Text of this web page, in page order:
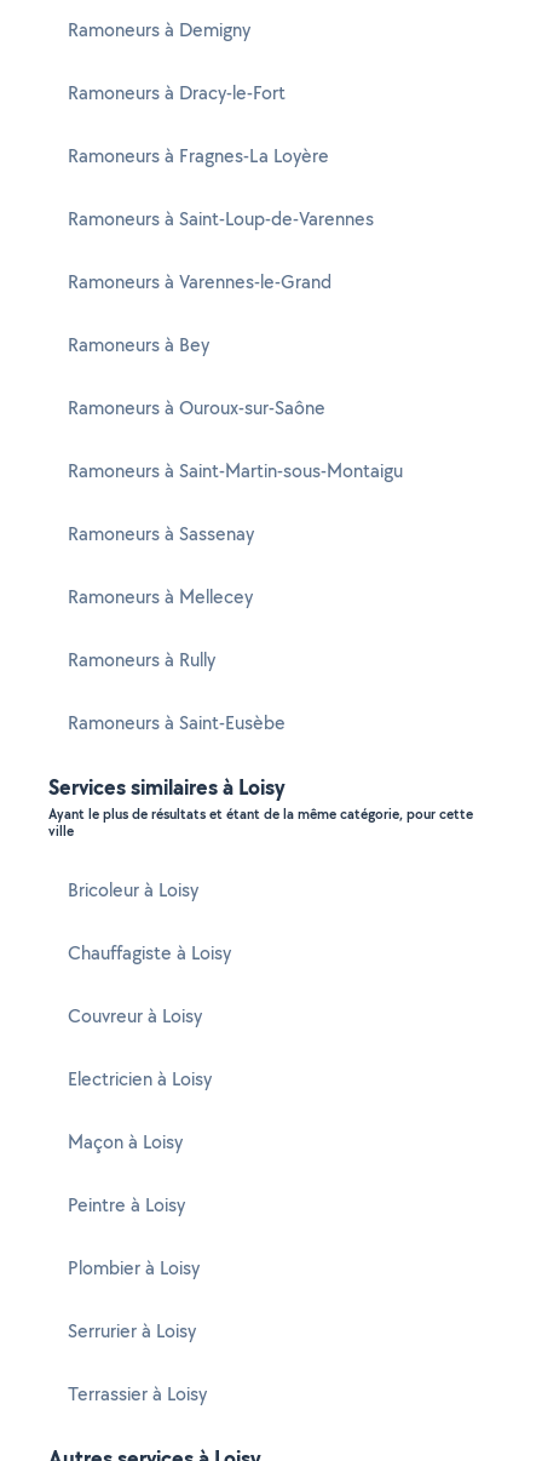
Ramoneurs à Demigny
Ramoneurs à Dracy-le-Fort
Ramoneurs à Fragnes-La Loyère
Ramoneurs à Saint-Loup-de-Varennes
Ramoneurs à Varennes-le-Grand
Ramoneurs à Bey
Ramoneurs à Ouroux-sur-Saône
Ramoneurs à Saint-Martin-sous-Montaigu
Ramoneurs à Sassenay
Ramoneurs à Mellecey
Ramoneurs à Rully
Ramoneurs à Saint-Eusèbe
Services similaires à Loisy
Ayant le plus de résultats et étant de la même catégorie, pour cette
ville
Bricoleur à Loisy
Chauffagiste à Loisy
Couvreur à Loisy
Electricien à Loisy
Maçon à Loisy
Peintre à Loisy
Plombier à Loisy
Serrurier à Loisy
Terrassier à Loisy